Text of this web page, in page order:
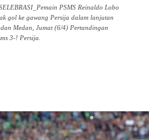
PSMS Reinaldo Lobo
gol ke gawang Persija dalam lanjutan
Medan, Jumat (6/4) Pertandingan
3-! Persija.